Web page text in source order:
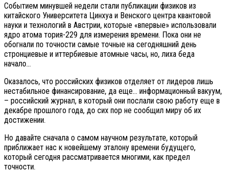
Событием минувшей недели стали публикации физиков из
китайского Университета Цинхуа и Венского центра квантовой
науки и технологий в Австрии, которые «впервые» использовали
ядро ​​атома тория-229 для измерения времени. Пока они не
обогнали по точности самые точные на сегодняшний день
стронциевые и иттербиевые атомные часы, но, лиха беда
начало…
Оказалось, что российских физиков отделяет от лидеров лишь
нестабильное финансирование, да еще… информационный вакуум,
– российский журнал, в который они послали свою работу еще в
декабре прошлого года, до сих пор не сообщил миру об их
достижении.
Но давайте сначала о самом научном результате, который
приближает нас к новейшему эталону времени будущего,
который сегодня рассматривается многими, как предел
точности.